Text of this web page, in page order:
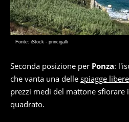
Fonte: iStock - princigalli
Seconda posizione per Ponza:
che vanta una delle spiagge
prezzi medi del mattone sfiorare
quadrato.